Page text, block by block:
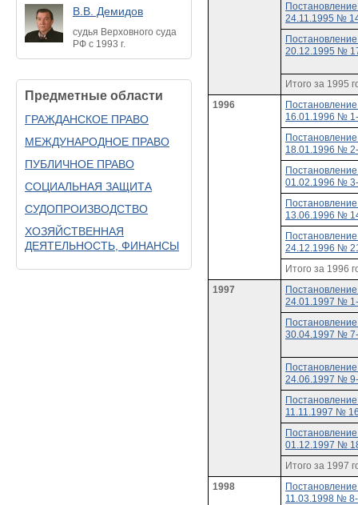
В.В. Демидов
судья Верховного суда
РФ с 1993 г.
Предметные области
ГРАЖДАНСКОЕ ПРАВО
МЕЖДУНАРОДНОЕ ПРАВО
ПУБЛИЧНОЕ ПРАВО
СОЦИАЛЬНАЯ ЗАЩИТА
СУДОПРОИЗВОДСТВО
ХОЗЯЙСТВЕННАЯ
ДЕЯТЕЛЬНОСТЬ, ФИНАНСЫ
24.11.1995 №
20.12.1995 №
Итого за 1995
1996
16.01.1996 №
18.01.1996 №
01.02.1996 №
13.06.1996 №
24.12.1996 №
Итого за 1996
1997
24.01.1997 №
30.04.1997 №
24.06.1997 №
11.11.1997 №
01.12.1997 №
Итого за 1997
1998
11.03.1998 №